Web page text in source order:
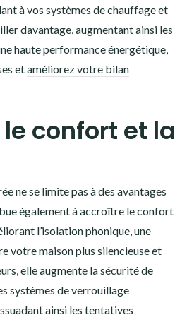
à vos systèmes de chauffage et
davantage, augmentant ainsi les
haute performance énergétique,
etaméliorez votre bilan
confort et la
ne se limite pas à des avantages
également à accroître le confort
l’isolation phonique, une
votre maison plus silencieuse et
elle augmente la sécurité de
systèmes de verrouillage
ainsi les tentatives